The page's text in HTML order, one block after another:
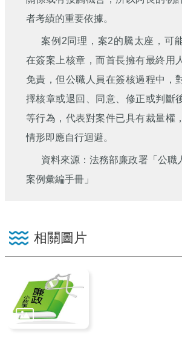
者考績的重要依據。
案例2同理，案2的騰太座，可
在簽案上核章，而首長擁有最終用
免責，但公職人員在簽核過程中，
擇核章或退回、同意、修正或判斷
等行為，代表對案件已具有裁量權
情形即應自行迴避。
資料來源：法務部廉政署「公職
案例彙編手冊」
相關圖片